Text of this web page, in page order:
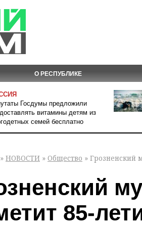
О РЕСПУБЛИКЕ
Госдумы предложили
витамины детям из
семей бесплатно
» НОВОСТИ » Общество » Грозненский
85-